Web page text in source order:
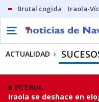
Brutal cogida Iraola-
ACTUALIDAD
FÚTBOL
Iraola se deshace en